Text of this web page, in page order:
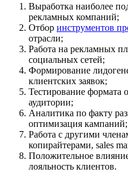
Выработка наиболее
рекламных компаний;
Отбор инструментов
отрасли;
Работа на рекламных
социальных сетей;
Формирование
клиентских заявок;
Тестирование формата
аудитории;
Аналитика по факту
оптимизация кампаний;
Работа с другими
копирайтерами, sales
Положительное
лояльность клиентов.